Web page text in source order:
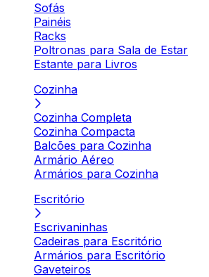
Sofás
Painéis
Racks
Poltronas para Sala de Estar
Estante para Livros
Cozinha
Cozinha Completa
Cozinha Compacta
Balcões para Cozinha
Armário Aéreo
Armários para Cozinha
Escritório
Escrivaninhas
Cadeiras para Escritório
Armários para Escritório
Gaveteiros